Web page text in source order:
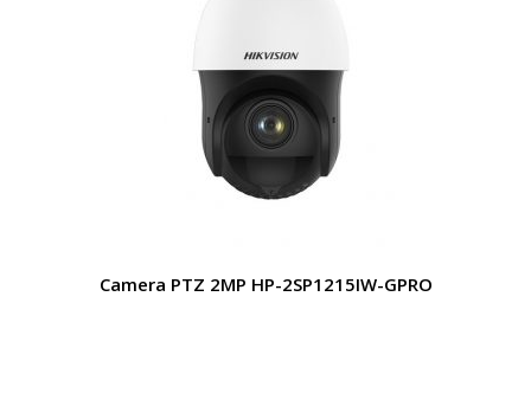
Camera PTZ 2MP HP-2SP1215IW-GPRO